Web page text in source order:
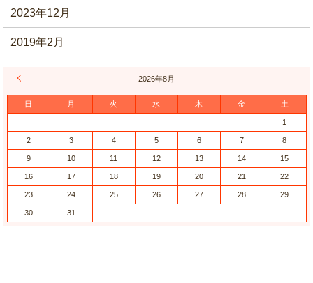
2023年12月
2019年2月
2026年8月
日 月 火 水 木 金 土
1
2 3 4 5 6 7 8
9 10 11 12 13 14 15
16 17 18 19 20 21 22
23 24 25 26 27 28 29
30 31